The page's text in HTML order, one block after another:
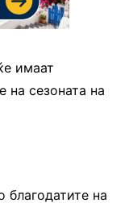
имаат
на сезоната на
на